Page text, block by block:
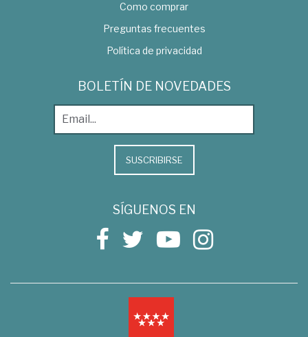
Como comprar
Preguntas frecuentes
Política de privacidad
BOLETÍN DE NOVEDADES
SUSCRIBIRSE
SÍGUENOS EN